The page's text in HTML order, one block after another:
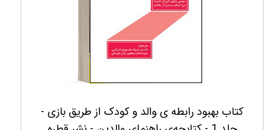
کتاب بهبود رابطه‌‌ ی والد و کودک از طریق بازی -